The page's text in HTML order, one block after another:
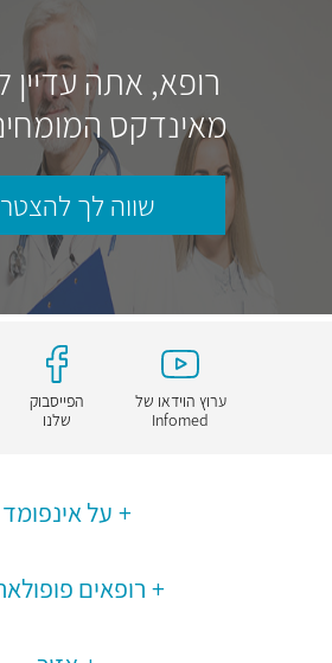
רופא, אתה
מאינדקס
שווה לך
ערוץ הוידאו של
Infomed
הפייסבוק
שלנו
על אינפומד
רופאים